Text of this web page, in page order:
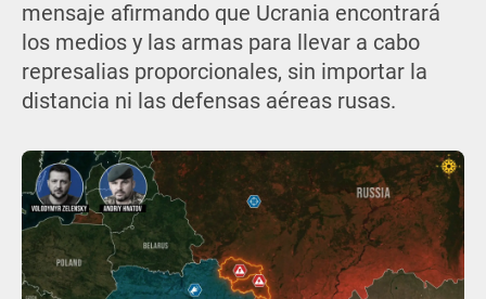
mensaje afirmando que Ucrania encontrará
los medios y las armas para llevar a cabo
represalias proporcionales, sin importar la
distancia ni las defensas aéreas rusas.